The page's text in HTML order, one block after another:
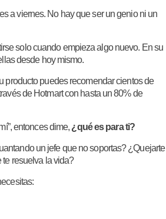
a viernes. No hay que ser un genio ni un
solo cuando empieza algo nuevo. En su
desde hoy mismo.
producto puedes recomendar cientos de
de Hotmart con hasta un 80% de
entonces dime, ¿qué es para ti?
un jefe que no soportas? ¿Quejarte
resuelva la vida?